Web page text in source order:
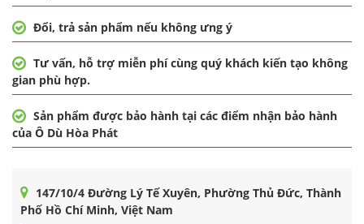
Đổi, trả sản phẩm nếu không ưng ý
Tư vấn, hỗ trợ miễn phí cùng quý khách kiến tạo không
gian phù hợp.
Sản phẩm được bảo hành tại các điểm nhận bảo hành
của Ô Dù Hòa Phát
147/10/4 Đường Lý Tế Xuyên, Phường Thủ Đức, Thành
Phố Hồ Chí Minh, Việt Nam